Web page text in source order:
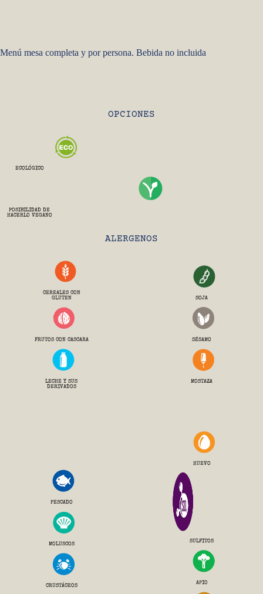
Menú mesa completa y por persona. Bebida no incluida
OPCIONES
ECOLÓGICO
POSIBILIDAD DE
HACERLO VEGANO
ALERGENOS
CEREALES CON
GLUTEN
FRUTOS CON CASCARA
LECHE Y SUS
DERIVADOS
SOJA
SÉSAMO
MOSTAZA
PESCADO
MOLUSCOS
CRUSTÁCEOS
HUEVO
SULFITOS
APIO